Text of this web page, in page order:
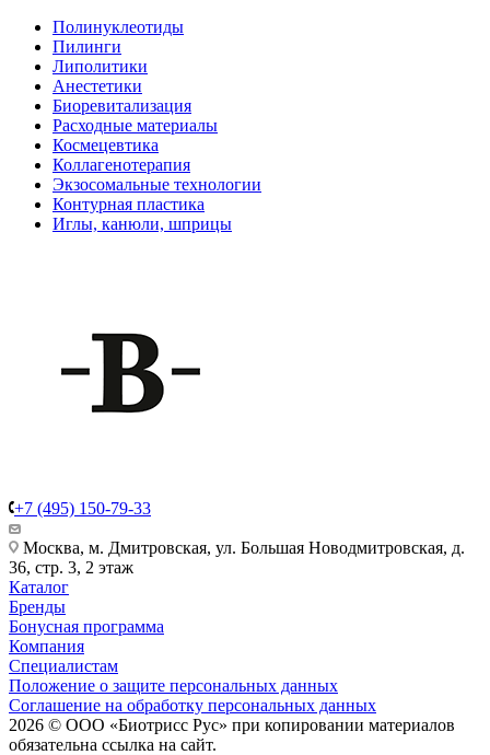
Полинуклеотиды
Пилинги
Липолитики
Анестетики
Биоревитализация
Расходные материалы
Космецевтика
Коллагенотерапия
Экзосомальные технологии
Контурная пластика
Иглы, канюли, шприцы
+7 (495) 150-79-33
Москва, м. Дмитровская, ул. Большая Новодмитровская, д.
36, стр. 3, 2 этаж
Каталог
Бренды
Бонусная программа
Компания
Специалистам
Положение о защите персональных данных
Соглашение на обработку персональных данных
2026 © ООО «Биотрисс Рус» при копировании материалов
обязательна ссылка на сайт.